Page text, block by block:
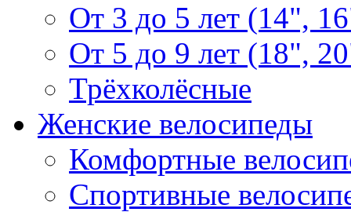
От 3 до 5 лет (14",
От 5 до 9 лет (18",
Трёхколёсные
Женские велосипеды
Комфортные
Спортивные